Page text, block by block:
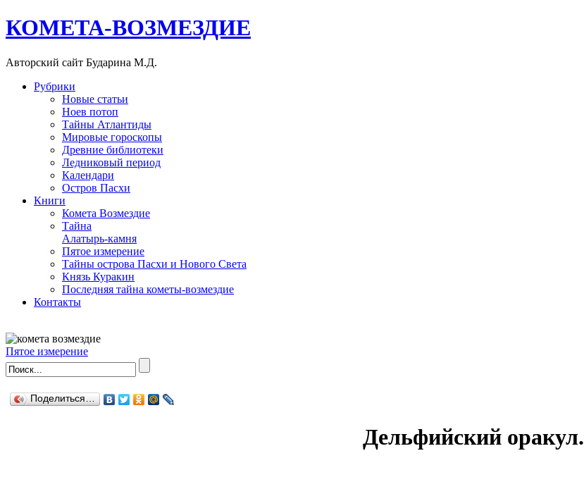
КОМЕТА-ВОЗМЕЗДИЕ
Авторский сайт Бударина М.Д.
Рубрики
Новые статьи
Ноев потоп
Тайны Атлантиды
Мировые гороскопы
Древние библиотеки
Ледниковый период
Календари
Остров Пасхи
Книги
Комета Возмездие
Тайна
Алатырь-камня
Пятое измерение
Тайны острова Пасхи и Нового Света
Князь Куракин
Последняя тайна кометы-возмездие
Контакты
Пятое измерение
Поделиться…
Дельфийский оракул.